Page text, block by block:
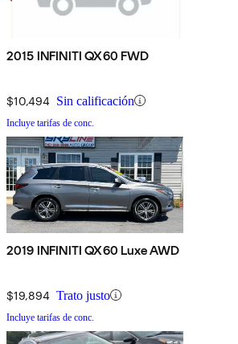
2015 INFINITI QX60 FWD
$10,494 Sin calificación
Incluye tarifas de conc.
2019 INFINITI QX60 Luxe AWD
$19,894 Trato justo
Incluye tarifas de conc.